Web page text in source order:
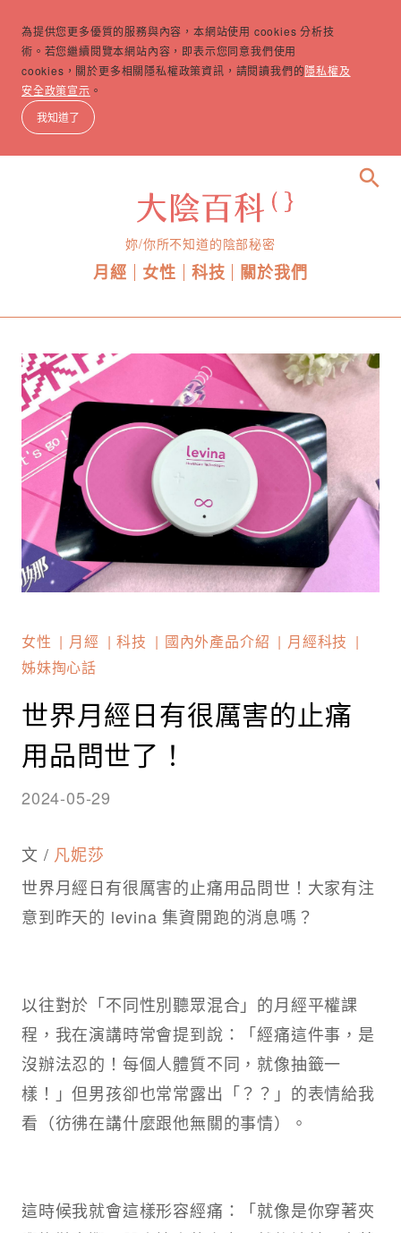
為提供您更多優質的服務與內容，本網站使用 cookies 分析技
術。若您繼續閱覽本網站內容，即表示您同意我們使用
cookies，關於更多相關隱私權政策資訊，請閱讀我們的隱私權及
安全政策宣示 。
我知道了
妳/你所不知道的陰部秘密
月經 女性 科技 關於我們
search
女性 月經 科技 國內外產品介紹
月經科技
姊妹掏心話
世界月經日有很厲害的止痛
用品問世了！
2024-05-29
文 / 凡妮莎
世界月經日有很厲害的止痛用品問世！大家有注
意到昨天的 levina 集資開跑的消息嗎？
以往對於「不同性別聽眾混合」的月經平權課
程，我在演講時常會提到說：「經痛這件事，是
沒辦法忍的！每個人體質不同，就像抽籤一
樣！」但男孩卻也常常露出「？？」的表情給我
看（彷彿在講什麼跟他無關的事情）。
這時候我就會這樣形容經痛：「就像是你穿著夾